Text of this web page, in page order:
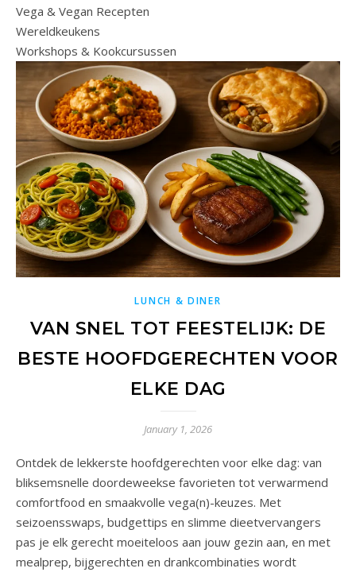
Vega & Vegan Recepten
Wereldkeukens
Workshops & Kookcursussen
LUNCH & DINER
VAN SNEL TOT FEESTELIJK: DE
BESTE HOOFDGERECHTEN VOOR
ELKE DAG
January 1, 2026
Ontdek de lekkerste hoofdgerechten voor elke dag: van
bliksemsnelle doordeweekse favorieten tot verwarmend
comfortfood en smaakvolle vega(n)-keuzes. Met
seizoensswaps, budgettips en slimme dieetvervangers
pas je elk gerecht moeiteloos aan jouw gezin aan, en met
mealprep, bijgerechten en drankcombinaties wordt